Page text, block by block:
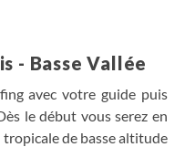
- Basse Vallée
avec votre guide puis
le début vous serez en
de basse altitude